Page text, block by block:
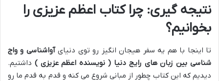
نتیجه گیری: چرا کتاب اعظم عزیزی را
بخوانیم؟
تا اینجا با هم یه سفر هیجان انگیز رو توی دنیایآواشناسی و واج
شناسی بین زبان های رایج دنیا ( نویسنده اعظم عزیزی ) داشتیم.
دیدیم که این کتاب چطور از مبانی شروع می کنه و قدم به قدم ما رو